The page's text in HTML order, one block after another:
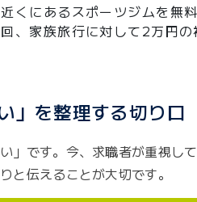
くにあるスポーツジムを無
、家族旅行に対して2万円の
」を整理する切り口
」です。今、求職者が重視し
と伝えることが大切です。